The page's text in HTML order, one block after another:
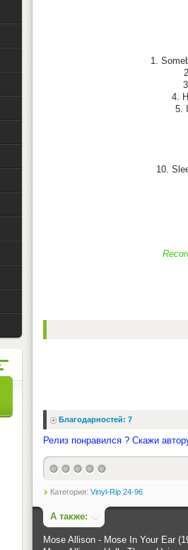
1.
4.
5.
10.
Благодарностей: 7
Релиз понравился ? Скажи
Категория: Vinyl-Rip 24-96
А также:
Mose Allison - Mose In Your Ear